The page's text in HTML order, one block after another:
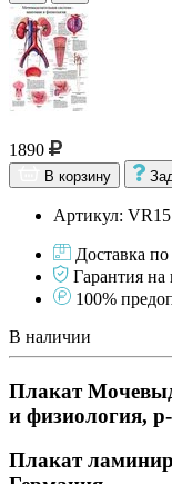
1890
В корзину
Артикул:
Доставка
Гарантия
100%
В наличии
Плакат
и физиология,
Плакат